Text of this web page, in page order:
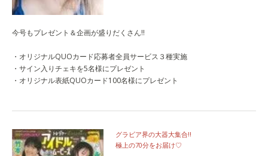
今号もプレゼント＆企画が盛りだくさん!!
・オリジナルQUOカード応募者全員サービス３種実施
・サイン入りチェキを5名様にプレゼント
・オリジナル表紙QUOカード100名様にプレゼント
グラビア界の大器大集合‼
極上の70分をお届け♡